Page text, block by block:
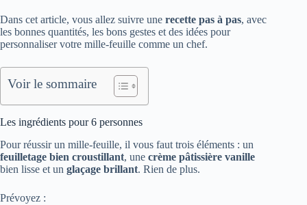
Dans cet article, vous allez suivre une recette pas à pas, avec
les bonnes quantités, les bons gestes et des idées pour
personnaliser votre mille-feuille comme un chef.
Voir le sommaire
Les ingrédients pour 6 personnes
Pour réussir un mille-feuille, il vous faut trois éléments : un
feuilletage bien croustillant, une crème pâtissière vanille
bien lisse et un glaçage brillant. Rien de plus.
Prévoyez :